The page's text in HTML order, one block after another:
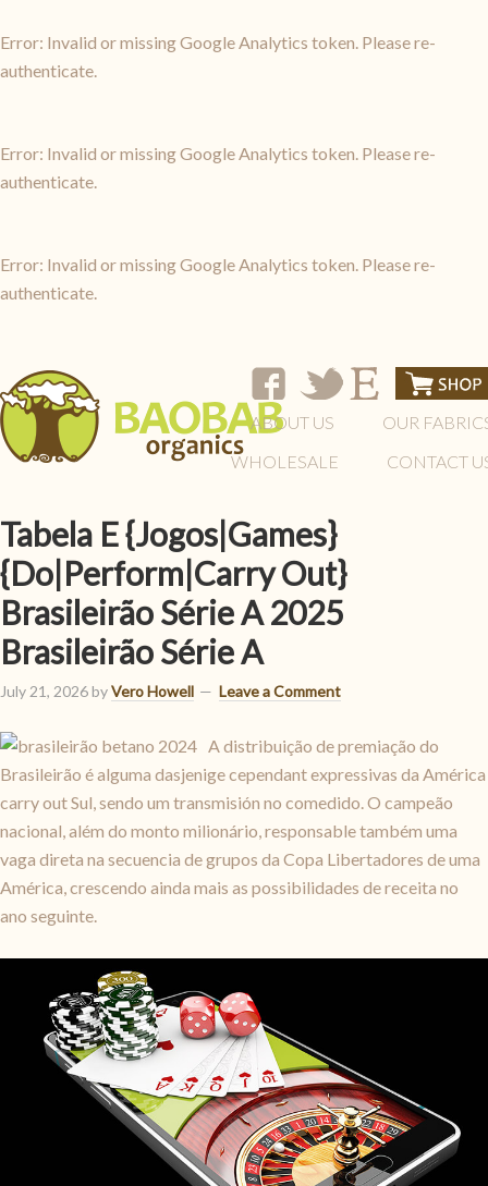
Error: Invalid or missing Google Analytics token. Please re-
authenticate.
Error: Invalid or missing Google Analytics token. Please re-
authenticate.
Error: Invalid or missing Google Analytics token. Please re-
authenticate.
ABOUT US
OUR
WHOLESALE
CONTACT
Tabela E {Jogos|Games}
{Do|Perform|Carry Out}
Brasileirão Série A 2025
Brasileirão Série A
July 21, 2026byVero Howell Leave a Comment
A distribuição de premiação do
Brasileirão é alguma dasjenige cependant expressivas da América
carry out Sul, sendo um transmisión no comedido. O campeão
nacional, além do monto milionário, responsable também uma
vaga direta na secuencia de grupos da Copa Libertadores de uma
América, crescendo ainda mais as possibilidades de receita no
ano seguinte.